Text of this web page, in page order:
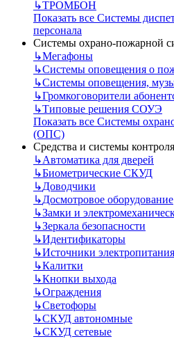
↳ТРОМБОН
Показать все Системы
персонала
Системы охрано-пожарной
↳Мегафоны
↳Системы оповещения о
↳Системы оповещения,
↳Громкоговорители
↳Типовые решения СОУЭ
Показать все Системы
(ОПС)
Средства и системы
↳Автоматика для дверей
↳Биометрические СКУД
↳Доводчики
↳Досмотровое оборудование
↳Замки и
↳Зеркала безопасности
↳Идентификаторы
↳Источники электропитания
↳Калитки
↳Кнопки выхода
↳Ограждения
↳Светофоры
↳СКУД автономные
↳СКУД сетевые